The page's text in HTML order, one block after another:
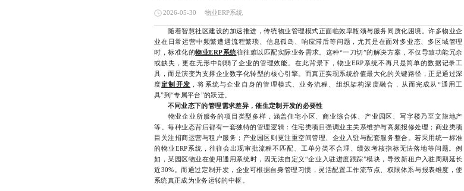
2026-05-30 物业ERP系统
随着智慧社区建设的加速推进，传统物业管理模式正面临效率瓶颈与服务同质化困境。许多物业企
业在日常运营中频繁遭遇流程繁琐、信息孤岛、响应滞后等问题，尤其是在面对多业态、多区域管理
时，标准化的物业ERP系统往往难以匹配实际业务需求。这种“一刀切”的解决方案，不仅导致功能冗余
或缺失，更在无形中削弱了企业的管理效能。在此背景下，物业ERP系统不再只是简单的数据记录工
具，而是演变为支撑企业数字化转型的核心引擎。而真正实现系统价值最大化的关键路径，正是通过深
度定制开发 ，将系统与企业自身的管理模式、业务流程、组织架构深度融合，从而完成从“通用工
具”到“专属平台”的跃迁。
不同业态下的管理需求差异，催生定制开发的必要性
物业企业所服务的项目类型多样，涵盖住宅小区、商业综合体、产业园区、写字楼乃至文旅地产
等。每种业态背后都有一套独特的管理逻辑：住宅类项目强调业主关系维护与高频报修处理；商业类项
目关注招商运营与租户服务；产业园区则更注重空间管理、企业入驻与配套服务整合。若采用统一标准
的物业ERP系统，往往会出现审批流程不匹配、工单分类不合理、绩效考核指标无法落地等问题。例
如，某园区物业在使用通用系统时，因无法自定义“企业入驻进度跟踪”模块，导致新租户入驻周期延长
近30%。而通过定制开发，企业可根据自身管理习惯，灵活配置工作流节点、权限体系与报表维度，使
系统真正成为业务运转的中枢。